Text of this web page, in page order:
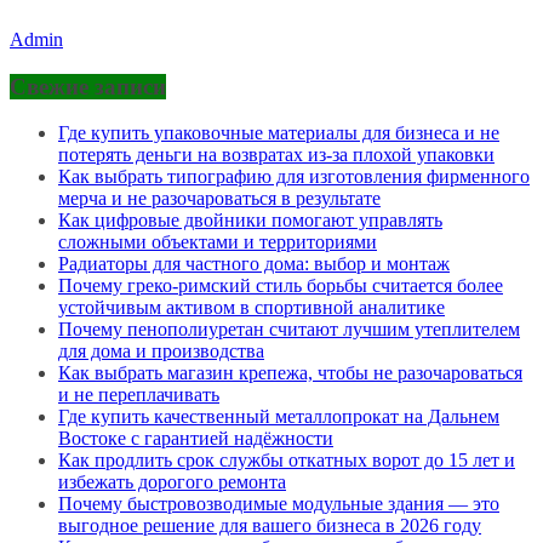
Admin
Свежие записи
Где купить упаковочные материалы для бизнеса и не
потерять деньги на возвратах из-за плохой упаковки
Как выбрать типографию для изготовления фирменного
мерча и не разочароваться в результате
Как цифровые двойники помогают управлять
сложными объектами и территориями
Радиаторы для частного дома: выбор и монтаж
Почему греко-римский стиль борьбы считается более
устойчивым активом в спортивной аналитике
Почему пенополиуретан считают лучшим утеплителем
для дома и производства
Как выбрать магазин крепежа, чтобы не разочароваться
и не переплачивать
Где купить качественный металлопрокат на Дальнем
Востоке с гарантией надёжности
Как продлить срок службы откатных ворот до 15 лет и
избежать дорогого ремонта
Почему быстровозводимые модульные здания — это
выгодное решение для вашего бизнеса в 2026 году